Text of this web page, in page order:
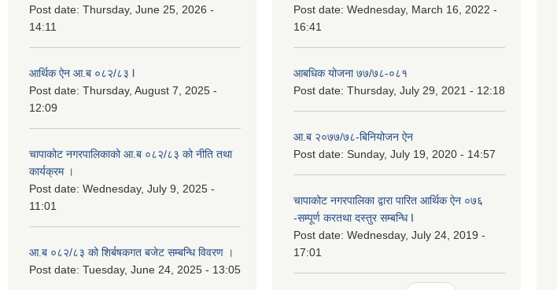
Post date: Thursday, June 25, 2026 -
14:11
आर्थिक ऐन आ.ब ०८२/८३ l
Post date: Thursday, August 7, 2025 -
12:09
चापाकोट नगरपालिकाको आ.ब ०८२/८३ को नीति तथा
कार्यक्रम ।
Post date: Wednesday, July 9, 2025 -
11:01
आ.ब ०८२/८३ को शिर्बषकगत बजेट सम्बन्धि विवरण ।
Post date: Tuesday, June 24, 2025 - 13:05
Post date: Wednesday, March 16, 2022 -
16:41
आबधिक योजना ७७/७८-०८१
Post date: Thursday, July 29, 2021 - 12:18
आ.ब २०७७/७८-बिनियोजन ऐन
Post date: Sunday, July 19, 2020 - 14:57
चापाकोट नगरपालिका द्वारा पारित आर्थिक ऐन ०७६
-सम्पूर्ण करतथा दस्तुर सम्बन्धि I
Post date: Wednesday, July 24, 2019 -
17:01